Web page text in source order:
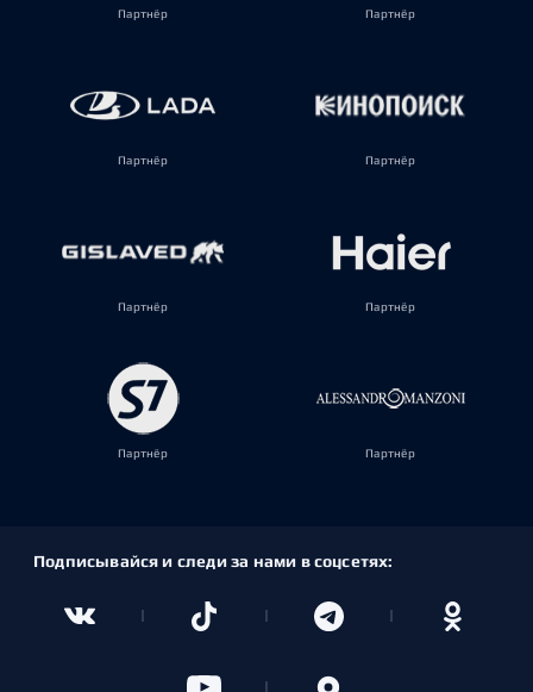
Партнёр Партнёр
Партнёр Партнёр
Партнёр Партнёр
Партнёр Партнёр
Подписывайся и следи за нами в соцсетях: